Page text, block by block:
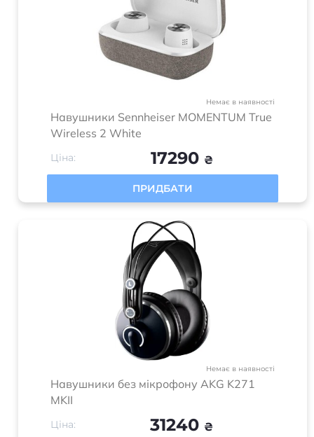
Немає в наявності
Навушники Sennheiser MOMENTUM True
Wireless 2 White
Ціна: 17290 ₴
ПРИДБАТИ
Немає в наявності
Навушники без мікрофону AKG K271
MKII
Ціна: 31240 ₴